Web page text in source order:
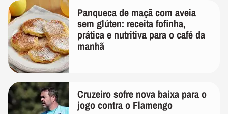
Panqueca de maçã com aveia
sem glúten: receita fofinha,
prática e nutritiva para o café da
manhã
Cruzeiro sofre nova baixa para o
jogo contra o Flamengo